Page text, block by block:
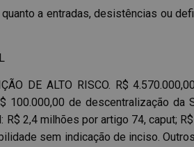
a entradas, desistências ou
DE ALTO RISCO. R$
de descentralização da
2,4 milhões por artigo 74, caput;
sem indicação de inciso.